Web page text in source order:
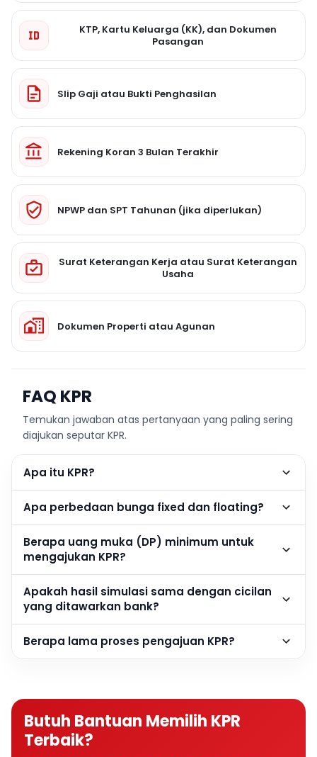
KTP, Kartu Keluarga (KK), dan Dokumen
Pasangan
Slip Gaji atau Bukti Penghasilan
Rekening Koran 3 Bulan Terakhir
NPWP dan SPT Tahunan (jika diperlukan)
Surat Keterangan Kerja atau Surat Keterangan
Usaha
Dokumen Properti atau Agunan
FAQ KPR
Temukan jawaban atas pertanyaan yang paling sering
diajukan seputar KPR.
Apa itu KPR?
Apa perbedaan bunga fixed dan floating?
Berapa uang muka (DP) minimum untuk
mengajukan KPR?
Apakah hasil simulasi sama dengan cicilan
yang ditawarkan bank?
Berapa lama proses pengajuan KPR?
Butuh Bantuan Memilih KPR
Terbaik?